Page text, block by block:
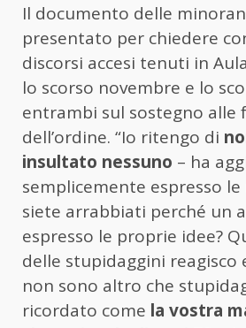
Il documento delle
presentato per chiedere
discorsi accesi tenuti in
lo scorso novembre e lo
entrambi sul sostegno alle
dell’ordine. “Io ritengo di
insultato nessuno – ha
semplicemente espresso
siete arrabbiati perché un
espresso le proprie idee?
delle stupidaggini reagisco
non sono altro che
ricordato come la vostra